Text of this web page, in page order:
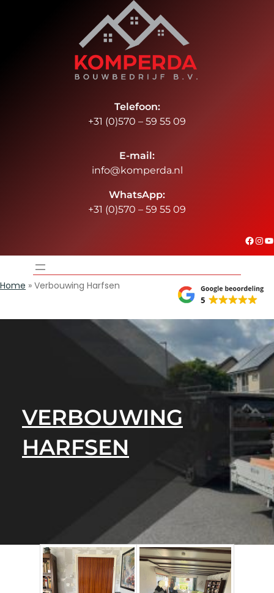
Telefoon:
+31 (0)570 – 59 55 09
E-mail:
info@komperda.nl
WhatsApp:
+31 (0)570 – 59 55 09
# InstagramYouTube
Home » Verbouwing Harfsen
VERBOUWING
HARFSEN